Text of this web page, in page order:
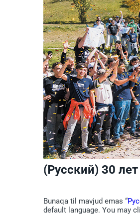
(Русский) 30
Bunaqa til mavjud emas “
default language. You may